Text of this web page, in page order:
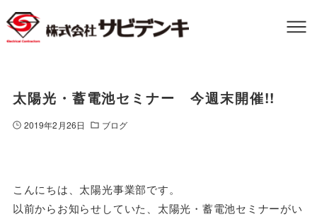
太陽光・蓄電池セミナー 今週末開催!!
2019年2月26日 ブログ
こんにちは、太陽光事業部です。
以前からお知らせしていた、太陽光・蓄電池セミナーがい